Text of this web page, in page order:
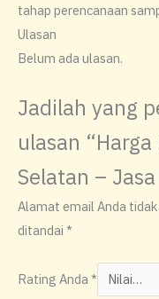
tahap perencanaan
Ulasan
Belum ada ulasan.
Jadilah yang
ulasan “Harga
Selatan –
Alamat email Anda
ditandai *
Rating Anda*